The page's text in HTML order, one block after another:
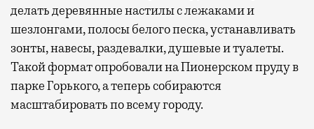
делать деревянные настилы с лежаками и
шезлонгами, полосы белого песка, устанавливать
зонты, навесы, раздевалки, душевые и туалеты.
Такой формат опробовали на Пионерском пруду в
парке Горького, а теперь собираются
масштабировать по всему городу.